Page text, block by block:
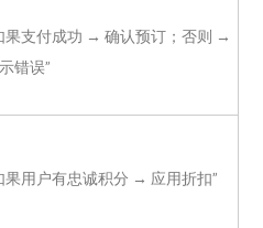
果支付成功 → 确认预订；否则 →
错误”
果用户有忠诚积分 → 应用折扣”